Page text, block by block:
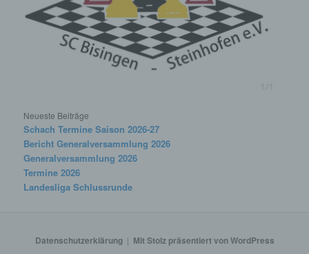
Neueste Beiträge
Schach Termine Saison 2026-27
Bericht Generalversammlung 2026
Generalversammlung 2026
Termine 2026
Landesliga Schlussrunde
Datenschutzerklärung Mit Stolz präsentiert von WordPress
mehreren besonderen Merkmalen, die
Ausdruck der physischen, physiologischen,
genetischen, psychischen, wirtschaftlichen,
kulturellen oder sozialen Identität dieser
natürlichen Person sind, identifiziert werden
Betroffene Person ist jede identifizierte oder
identifizierbare natürliche Person, deren
personenbezogene Daten von dem für die
Verarbeitung Verantwortlichen verarbeitet
werden.
automatisierter Verfahren ausgeführte